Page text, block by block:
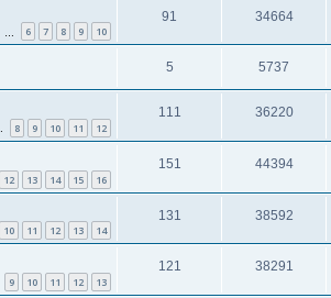
6 7 8 9 10
91 34664
5 5737
8 9 10 11 12
111 36220
12 13 14 15 16
151 44394
10 11 12 13 14
131 38592
9 10 11 12 13
121 38291